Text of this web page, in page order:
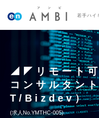
若手ハイ
◢◤リモート
コンサルタン
T/Bizdev）
求人No.YMTHC-005